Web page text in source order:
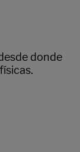
donde